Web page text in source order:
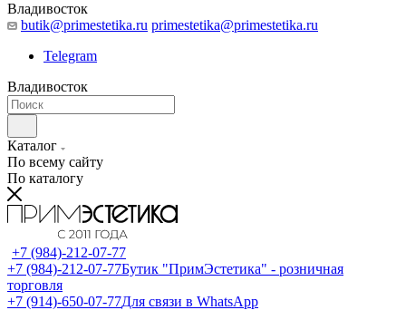
Владивосток
butik@primestetika.ru primestetika@primestetika.ru
Telegram
Владивосток
Каталог
По всему сайту
По каталогу
+7 (984)-212-07-77
+7 (984)-212-07-77Бутик "ПримЭстетика" - розничная
торговля
+7 (914)-650-07-77Для связи в WhatsApp